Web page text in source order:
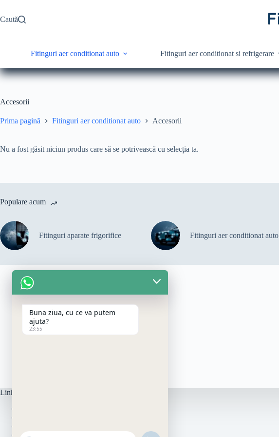
Caută
Fitinguri aer conditionat auto Fitinguri aer conditionat si refrigerare
Accesorii
Prima pagină Fitinguri aer conditionat auto Accesorii
Nu a fost găsit niciun produs care să se potrivească cu selecția ta.
Populare acum
Fitinguri aparate frigorifice Fitinguri aer conditionat auto
Link-uri
Politică de rambursări și returnări
Buna ziua, cu ce va putem
ajuta?
23:55